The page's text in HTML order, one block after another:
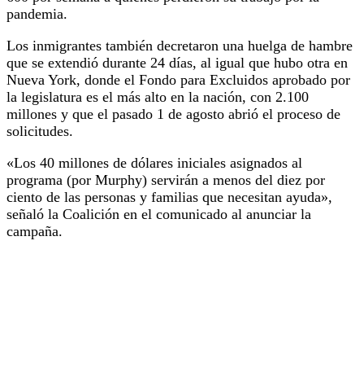
pandemia.
Los inmigrantes también decretaron una huelga de hambre
que se extendió durante 24 días, al igual que hubo otra en
Nueva York, donde el Fondo para Excluidos aprobado por
la legislatura es el más alto en la nación, con 2.100
millones y que el pasado 1 de agosto abrió el proceso de
solicitudes.
«Los 40 millones de dólares iniciales asignados al
programa (por Murphy) servirán a menos del diez por
ciento de las personas y familias que necesitan ayuda»,
señaló la Coalición en el comunicado al anunciar la
campaña.